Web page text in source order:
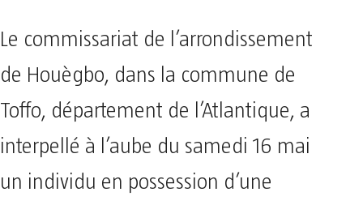
Le commissariat de l’arrondissement
de Houègbo, dans la commune de
Toffo, département de l’Atlantique, a
interpellé à l’aube du samedi 16 mai
un individu en possession d’une